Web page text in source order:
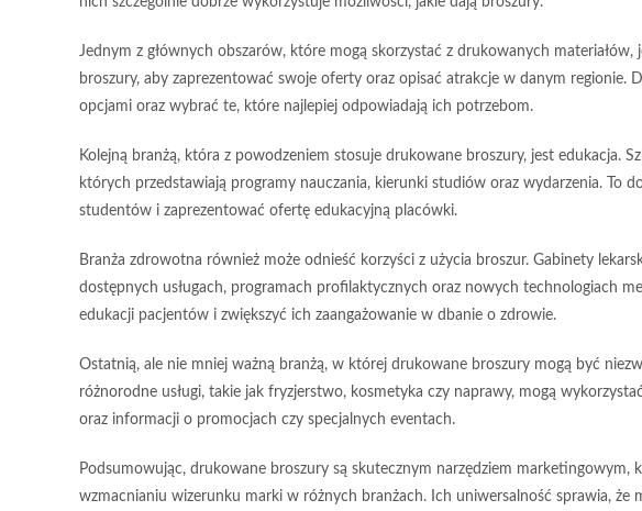
Jednym z głównych obszarów, które mogą skorzystać z drukowanych materiałów,
broszury, aby zaprezentować swoje oferty oraz opisać atrakcje w danym regionie.
opcjami oraz wybrać te, które najlepiej odpowiadają ich potrzebom.
Kolejną branżą, która z powodzeniem stosuje drukowane broszury, jest edukacja.
których przedstawiają programy nauczania, kierunki studiów oraz wydarzenia. To
studentów i zaprezentować ofertę edukacyjną placówki.
Branża zdrowotna również może odnieść korzyści z użycia broszur. Gabinety
dostępnych usługach, programach profilaktycznych oraz nowych technologiach
edukacji pacjentów i zwiększyć ich zaangażowanie w dbanie o zdrowie.
Ostatnią, ale nie mniej ważną branżą, w której drukowane broszury mogą być
różnorodne usługi, takie jak fryzjerstwo, kosmetyka czy naprawy, mogą
oraz informacji o promocjach czy specjalnych eventach.
Podsumowując, drukowane broszury są skutecznym narzędziem
wzmacnianiu wizerunku marki w różnych branżach. Ich uniwersalność sprawia,